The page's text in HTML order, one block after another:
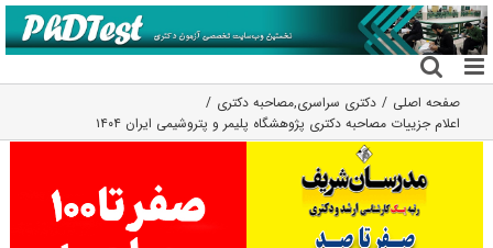
رفتن
به
محتوا
صفحه اصلی دکتری سراسری,مصاحبه دکتری
اعلام جزییات مصاحبه دکتری پژوهشگاه پلیمر و پتروشیمی ایران ۱۴۰۴